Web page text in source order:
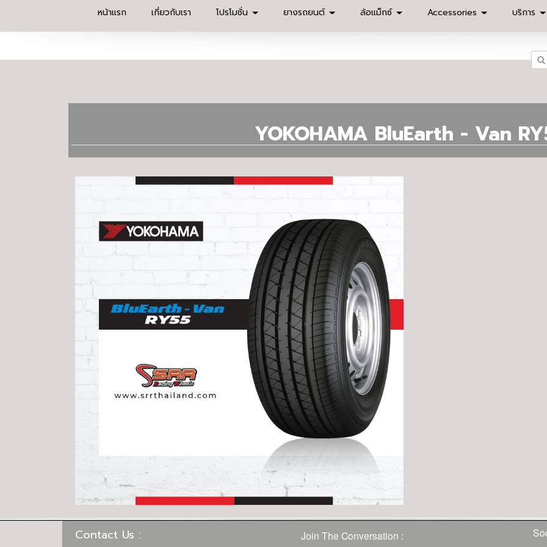
หน้าแรก เกี่ยวกับเรา โปรโมชั่น ยางรถยนต์ ล้อแม็กซ์ Accessories บริการ
YOKOHAMA BluEarth - Van
Contact Us : Join The Conversation :